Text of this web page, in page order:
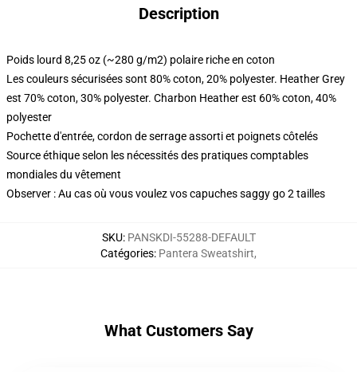
Description
Poids lourd 8,25 oz (~280 g/m2) polaire riche en coton
Les couleurs sécurisées sont 80% coton, 20% polyester. Heather Grey
est 70% coton, 30% polyester. Charbon Heather est 60% coton, 40%
polyester
Pochette d'entrée, cordon de serrage assorti et poignets côtelés
Source éthique selon les nécessités des pratiques comptables
mondiales du vêtement
Observer : Au cas où vous voulez vos capuches saggy go 2 tailles
SKU: PANSKDI-55288-DEFAULT
Catégories: Pantera Sweatshirt,
What Customers Say